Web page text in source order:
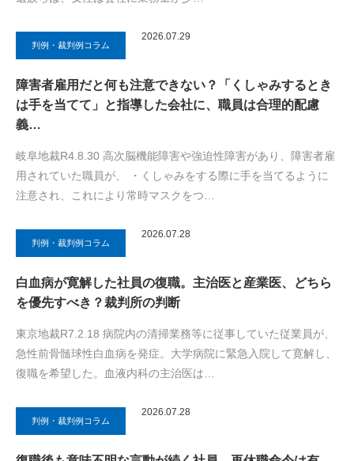
判例・裁判例コラム
2026.07.29
障害者雇用だと何も注意できない？「くしゃみするとき
は手を当てて」と指導した会社に、職員は合理的配慮
義…
岐阜地裁R4.8.30 高次脳機能障害や強迫性障害があり、障害者雇
用されていた職員が、 ・くしゃみをする際に手を当てるように
注意され、これにより常時マスクをつ…
判例・裁判例コラム
2026.07.28
白血病が寛解した社員の復職。主治医と産業医、どちら
を優先すべき？裁判所の判断
東京地裁R7.2.18 病院内の清掃業務等に従事していた従業員が、
急性前骨髄球性白血病を発症。大学病院に緊急入院して寛解し、
復職を希望した。血液内科の主治医は…
判例・裁判例コラム
2026.07.28